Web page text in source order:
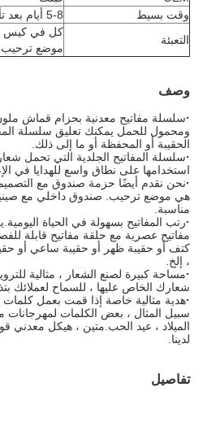
وقت بسيط
5-8 أيام بعد تأكيد الطلب
التعبئة
كل في كيس
موضع ترحيب
وصف
سلسلة مفاتيح معدنية بحزام قماش
ومحمول للحمل يمكنك تعليق سلسلة
الحقيبة أو المحفظة أو ما إلى ذلك.
سلسلة المفاتيح الجلدية التي تحمل
استخدامها على نطاق واسع للهدايا في
نحن نقدم أيضًا حزمة صندوق مع التصميم
هي موضع ترحيب. صندوق داخلي مع
مناسبة.
رتب المفاتيح بسهولة في الحياة
مفاتيح عصرية مع حلقة مفاتيح قابلة
كتف أو حقيبة ظهر أو حقيبة ساعي أو
، إلخ.
مساحة كبيرة لصنع الشعار ، مثالية
شعارك الخاص عليها ، للسماح لعملائك
هدية مثالية خاصة إذا قمت بعمل
سبيل المثال ، بعض الكلمات لمهرجانات
الميلاد ، عيد الحب.متين ، هيكل معدني
لدينا.
تفاصيل